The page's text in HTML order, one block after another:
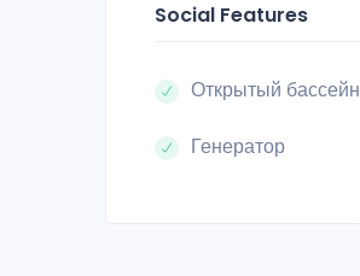
Social Features
Открытый бассейн
Генератор